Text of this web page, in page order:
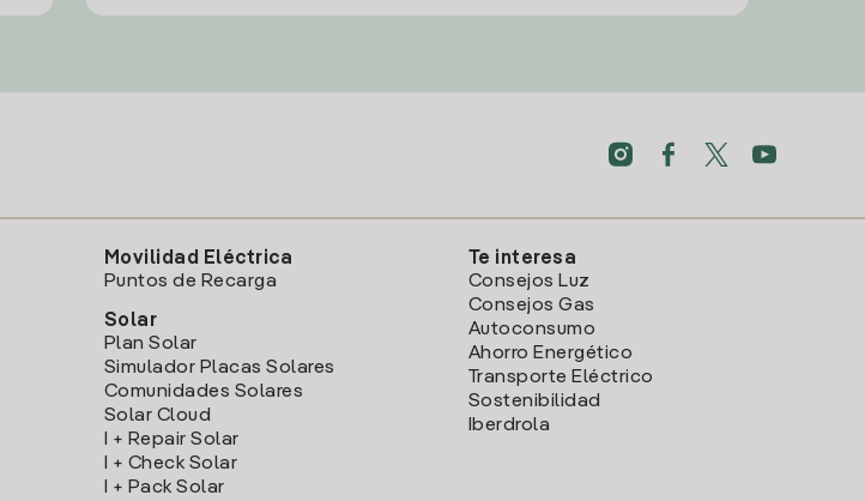
Movilidad Eléctrica
Puntos de Recarga
Solar
Plan Solar
Simulador Placas Solares
Comunidades Solares
Solar Cloud
I + Repair Solar
I + Check Solar
I + Pack Solar
Te interesa
Consejos Luz
Consejos Gas
Autoconsumo
Ahorro Energético
Transporte Eléctrico
Sostenibilidad
Iberdrola